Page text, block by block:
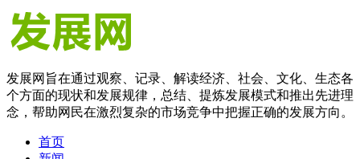
发展网旨在通过观察、记录、解读经济、社会、文化、生态各
个方面的现状和发展规律，总结、提炼发展模式和推出先进理
念，帮助网民在激烈复杂的市场竞争中把握正确的发展方向。
首页